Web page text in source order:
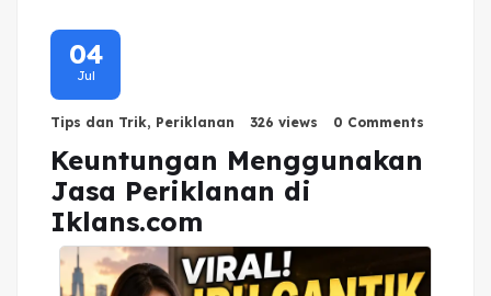
04
Jul
Tips dan Trik, Periklanan 326 views 0 Comments
Keuntungan Menggunakan
Jasa Periklanan di
Iklans.com